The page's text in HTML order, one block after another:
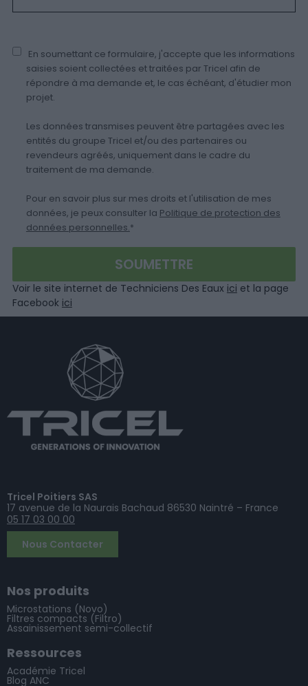
En soumettant ce formulaire, j'accepte que les informations
saisies soient collectées et traitées par Tricel afin de
répondre à ma demande et, le cas échéant, d'étudier mon
projet.
Les données transmises peuvent être partagées avec les
entités du groupe Tricel et/ou des partenaires ou
revendeurs agréés, uniquement dans le cadre du
traitement de ma demande.
Pour en savoir plus sur mes droits et l'utilisation de mes
données, je peux consulter la Politique de protection des
données personnelles.*
Voir le site internet de Techniciens Des Eaux ici et la page
Facebook ici
Tricel Poitiers SAS
17 avenue de la Naurais Bachaud 86530 Naintré – France
05 17 03 00 00
Nous Contacter
Nos produits
Microstations (Novo)
Filtres compacts (Filtro)
Assainissement semi-collectif
Ressources
Académie Tricel
Blog ANC